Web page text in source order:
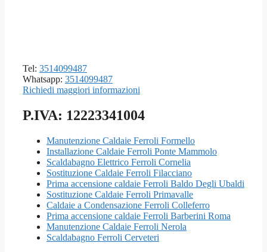
Tel: 3514099487
Whatsapp: 3514099487
Richiedi maggiori informazioni
P.IVA: 12223341004
Manutenzione Caldaie Ferroli Formello
Installazione Caldaie Ferroli Ponte Mammolo
Scaldabagno Elettrico Ferroli Cornelia
Sostituzione Caldaie Ferroli Filacciano
Prima accensione caldaie Ferroli Baldo Degli Ubaldi
Sostituzione Caldaie Ferroli Primavalle
Caldaie a Condensazione Ferroli Colleferro
Prima accensione caldaie Ferroli Barberini Roma
Manutenzione Caldaie Ferroli Nerola
Scaldabagno Ferroli Cerveteri